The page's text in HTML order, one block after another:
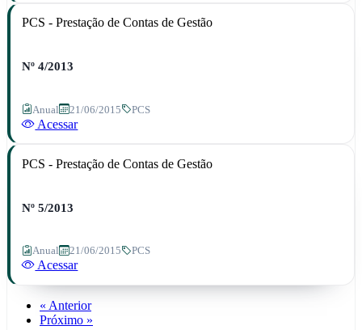
PCS - Prestação de Contas de Gestão
Nº 4/2013
Anual 21/06/2015 PCS
Acessar
PCS - Prestação de Contas de Gestão
Nº 5/2013
Anual 21/06/2015 PCS
Acessar
« Anterior
Próximo »